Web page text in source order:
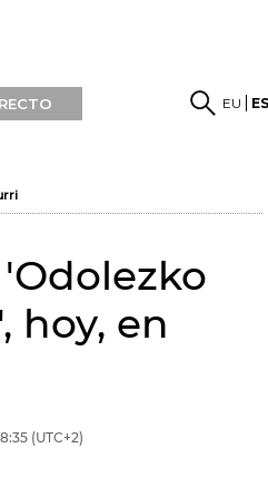
EU
hoy, en
(UTC+2)